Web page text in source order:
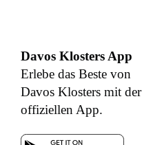
Davos Klosters App
Erlebe das Beste von
Davos Klosters mit der
offiziellen App.